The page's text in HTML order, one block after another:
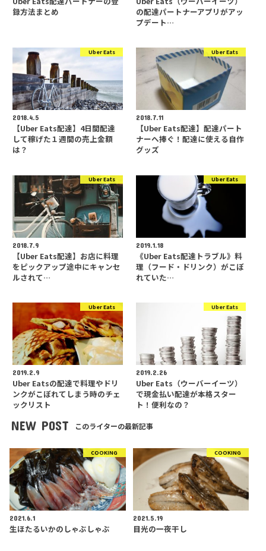
録方法まとめ
の配達パートナーアプリがアッ
プデート…
Uber Eats
2018.4.5
【Uber Eats配達】4日間配達
して稼げた１週間の売上金額
は？
Uber Eats
2018.7.11
【Uber Eats配達】配達パート
ナーへ捧ぐ！配達に使える自作
グッズ
Uber Eats
2018.7.9
【Uber Eats配達】お店に料理
をピックアップ途中にキャンセ
ルされて…
Uber Eats
2019.1.18
《Uber Eats配達トラブル》料
理（フード・ドリンク）がこぼ
れていた…
Uber Eats
2019.2.9
Uber Eatsの配達で料理やドリ
ンクがこぼれてしまう時のチェ
ックリスト
Uber Eats
2019.2.26
Uber Eats（ウーバーイーツ）
で現金払い配達が本格スター
ト！便利なの？
NEW POST このライターの最新記事
COOKING
2021.6.1
生ほたるいかのしゃぶしゃぶ
COOKING
2021.5.19
目光の一夜干し